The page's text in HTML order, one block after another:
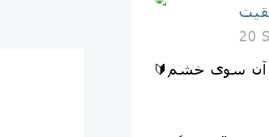
20
🔰آن سوی خشم